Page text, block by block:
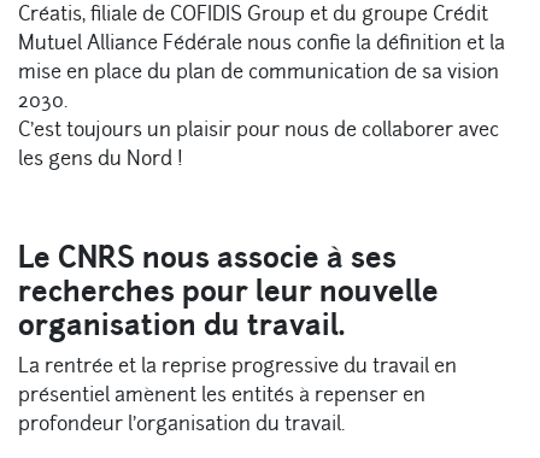
Créatis, filiale de COFIDIS Group et du groupe Crédit
Mutuel Alliance Fédérale nous confie la définition et la
mise en place du plan de communication de sa vision
2030.
C’est toujours un plaisir pour nous de collaborer avec
les gens du Nord !
Le CNRS nous associe à ses
recherches pour leur nouvelle
organisation du travail.
La rentrée et la reprise progressive du travail en
présentiel amènent les entités à repenser en
profondeur l’organisation du travail.